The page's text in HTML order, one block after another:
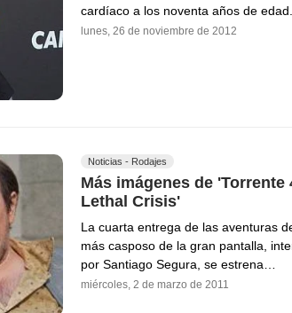
cardíaco a los noventa años de edad.
lunes, 26 de noviembre de 2012
Noticias - Rodajes
Más imágenes de 'Torrente
Lethal Crisis'
La cuarta entrega de las aventuras
más casposo de la gran pantalla,
por Santiago Segura, se estrena…
miércoles, 2 de marzo de 2011